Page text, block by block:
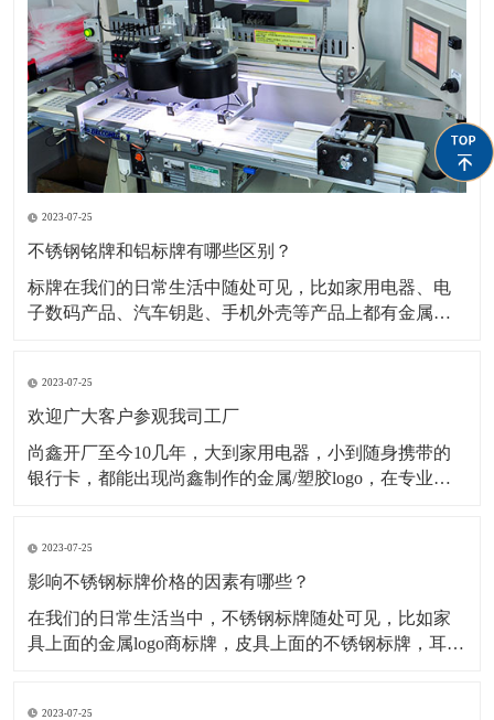
2023-07-25
不锈钢铭牌和铝标牌有哪些区别？
标牌在我们的日常生活中随处可见，比如家用电器、电
子数码产品、汽车钥匙、手机外壳等产品上都有金属标
锈钢材质、铝合金材质、金属纯镍材质、锌合金材质
等，今天小编主要为大家介绍不锈钢铭牌和铝标牌有哪
些不一样。一、
2023-07-25
欢迎广大客户参观我司工厂
尚鑫开厂至今10几年，大到家用电器，小到随身携带的
银行卡，都能出现尚鑫制作的金属/塑胶logo，在专业的
作的客户审厂的日子，他们一行有5人，这5人分工明
确，各自审核自己负责的部分
2023-07-25
影响不锈钢标牌价格的因素有哪些？
​在我们的日常生活当中，不锈钢标牌随处可见，比如家
具上面的金属logo商标牌，皮具上面的不锈钢标牌，耳机
2023-07-25